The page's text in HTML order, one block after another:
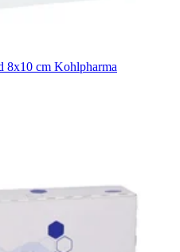
8x10 cm Kohlpharma